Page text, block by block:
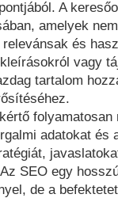
A
amelyek
és
vagy
tartalom
folyamatosan
adatokat és
SEO egy
de a